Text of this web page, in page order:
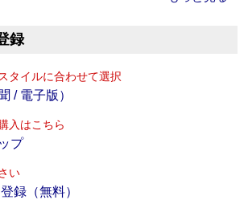
録
タイルに合わせて選択
/ 電子版）
入はこちら
プ
い
録（無料）